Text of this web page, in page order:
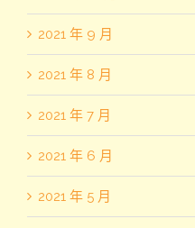
2021 年 9 月
2021 年 8 月
2021 年 7 月
2021 年 6 月
2021 年 5 月